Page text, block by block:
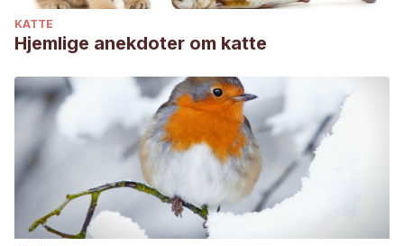
of the Royal Society Interface, 5(21), 457-464.
https://www.ncbi.nlm.nih.gov/pmc/articles/PMC2607392/
KATTE
Hjemlige anekdoter om katte